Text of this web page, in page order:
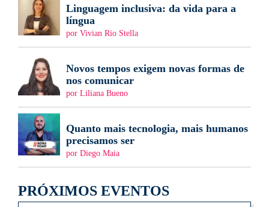
Linguagem inclusiva: da vida para a
língua
por Vivian Rio Stella
Novos tempos exigem novas formas de
nos comunicar
por Liliana Bueno
Quanto mais tecnologia, mais humanos
precisamos ser
por Diego Maia
PRÓXIMOS EVENTOS